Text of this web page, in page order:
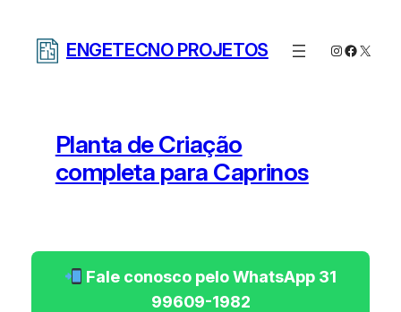
ENGETECNO PROJETOS Instagram
X
Planta de Criação
completa para Caprinos
Fale conosco pelo WhatsApp 31
99609-1982